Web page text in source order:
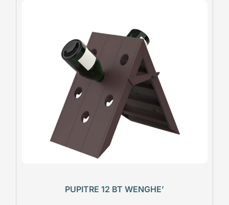
PUPITRE 12 BT WENGHE’